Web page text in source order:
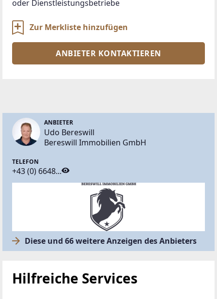
oder Dienstleistungsbetriebe
Zur Merkliste hinzufügen
ANBIETER KONTAKTIEREN
ANBIETER
Udo Bereswill
Bereswill Immobilien GmbH
TELEFON
+43 (0) 6648...
Diese und 66 weitere Anzeigen des Anbieters
Hilfreiche Services